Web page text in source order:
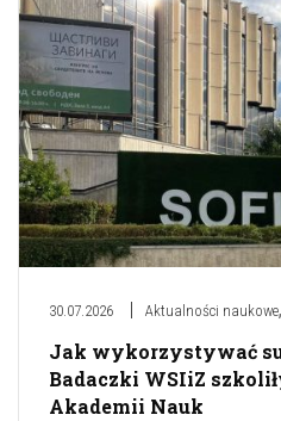
30.07.2026 Aktualności naukowe,
Jak wykorzystywać
Badaczki WSIiZ
Akademii Nauk